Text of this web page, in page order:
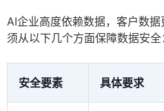
AI企业高度依赖数据，客户数
须从以下几个方面保障数据安全
安全要素 具体要求